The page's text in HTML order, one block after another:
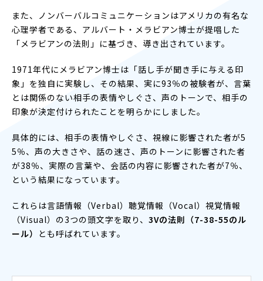
また、ノンバーバルコミュニケーションはアメリカの有名な
心理学者である、アルバート・メラビアン博士が提唱した
「メラビアンの法則」に基づき、導き出されています。
1971年代にメラビアン博士は「話し手が聞き手に与える印
象」を独自に実験し、その結果、実に93％の被験者が、言葉
とは関係のない相手の表情やしぐさ、声のトーンで、相手の
印象が決定付けられたことを明らかにしました。
具体的には、相手の表情やしぐさ、視線に影響された者が5
5％、声の大きさや、話の速さ、声のトーンに影響された者
が38％、実際の言葉や、会話の内容に影響された者が7％、
という結果になっています。
これらは言語情報（Verbal）聴覚情報（Vocal）視覚情報
（Visual）の3つの頭文字を取り、 3Vの法則（7-38-55のル
ール） とも呼ばれています。